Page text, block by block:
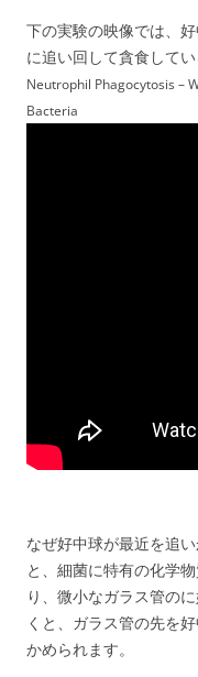
下の実験の映像では、
に追い回して貪食して
Neutrophil Phagocytosis –
Bacteria
なぜ好中球が最近を追
と、細菌に特有の化学
り、微小なガラス管の
くと、ガラス管の先を
かめられます。